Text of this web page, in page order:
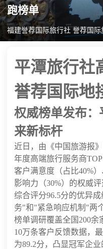
跑榜单
福建誉荐国际旅行社 誉荐国
平潭旅行社
誉荐国际地
权威榜单发布
来新标杆
近日，由《中国旅游报
年度高端旅行服务商
客户满意度（占比40%
影响力（30%）的权威评
综合评分96.5分的优异
务"和"紧急响应机制"两
榜单调研覆盖全国200余
10万条客户反馈数据，
为89.2分，凸显冠军企业